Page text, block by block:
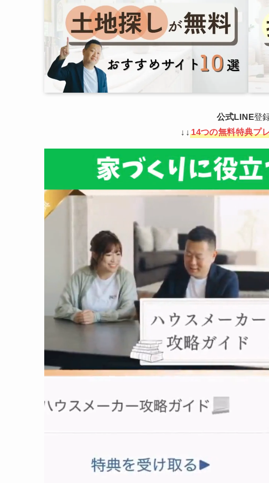
公式LINE登
↓↓14つの無料特典プ